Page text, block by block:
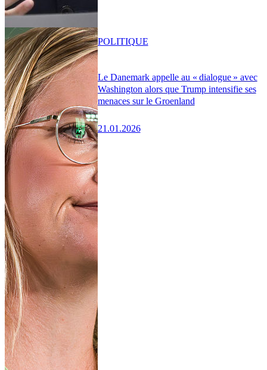
Le Danemark appelle au « dialogue » avec
Washington alors que Trump intensifie ses
menaces sur le Groenland
21.01.2026
POLITIQUE